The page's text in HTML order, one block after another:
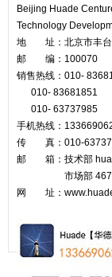
Beijing Huade
Technology
地 址：北京市丰台
邮 编：100070
销售热线：010-
010- 83681851
010- 63737985
手机热线：
传 真：010-
邮 箱：技术部
市场部
网 址：